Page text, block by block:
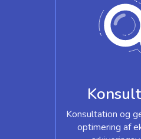
Konsultation og
optimering af